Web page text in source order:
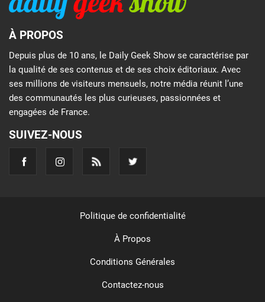
À PROPOS
Depuis plus de 10 ans, le Daily Geek Show se caractérise par
la qualité de ses contenus et de ses choix éditoriaux. Avec
ses millions de visiteurs mensuels, notre média réunit l’une
des communautés les plus curieuses, passionnées et
engagées de France.
SUIVEZ-NOUS
Politique de confidentialité
À Propos
Conditions Générales
Contactez-nous